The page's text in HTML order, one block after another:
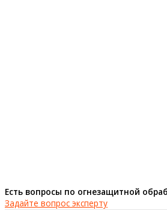
Есть вопросы по огнезащитной
Задайте вопрос эксперту